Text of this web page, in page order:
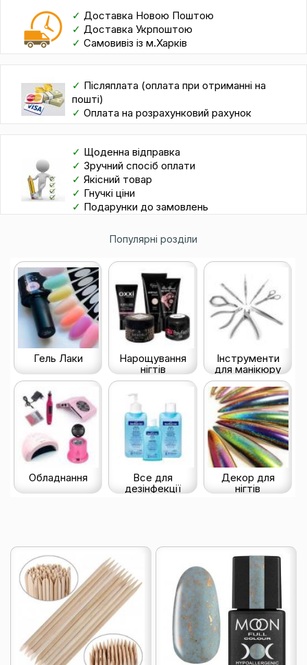
✓ Доставка Новою Поштою
✓ Доставка Укрпоштою
✓ Самовивіз із м.Харків
✓ Післяплата (оплата при отриманні на
пошті)
✓ Оплата на розрахунковий рахунок
✓ Щоденна відправка
✓ Зручний спосіб оплати
✓ Якісний товар
✓ Гнучкі ціни
✓ Подарунки до замовлень
Популярні розділи
Гель Лаки
Нарощування
нігтів
Інструменти
для манікюру
Обладнання
Все для
дезінфекції
Декор для
нігтів